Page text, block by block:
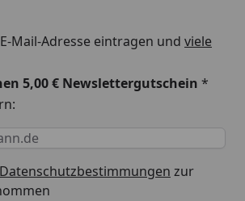
Mail-Adresse eintragen und viele
5,00 € Newslettergutschein *
Datenschutzbestimmungen zur